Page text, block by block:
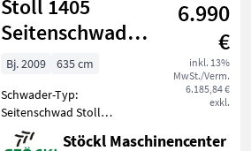
Schwadtuch
Stoll
Stoll 1405
Seitenschwader
Doppel
6.990
€
inkl. 13%
MwSt./Verm.
6.185,84 €
exkl.
Bj. 2009
635 cm
Schwader-Typ:
Seitenschwad Stoll
Doppelschwader 1405 mit
Arbeitsbreite: 3, 60 - 6, 35m
Stöckl Maschinencenter